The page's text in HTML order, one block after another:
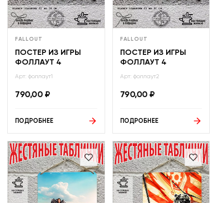
FALLOUT
ПОСТЕР ИЗ ИГРЫ
ФОЛЛАУТ 4
Арт: фоллаут1
790,00 ₽
ПОДРОБНЕЕ
FALLOUT
ПОСТЕР ИЗ ИГРЫ
ФОЛЛАУТ 4
Арт: фоллаут2
790,00 ₽
ПОДРОБНЕЕ